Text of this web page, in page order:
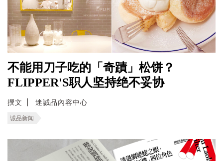
不能用刀子吃的「奇蹟」松饼？
FLIPPER'S职人坚持绝不妥协
撰文 迷誠品內容中心
诚品新闻